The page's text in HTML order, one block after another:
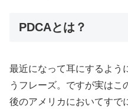
PDCAとは？
最近になって耳にするよう
うフレーズ。ですが実はこ
後のアメリカにおいてすで